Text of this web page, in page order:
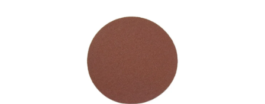
Kontakt
Obchodní podmínky